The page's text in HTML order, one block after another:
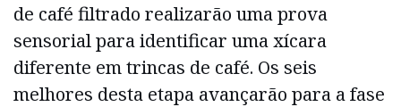
de café filtrado realizarão uma prova
sensorial para identificar uma xícara
diferente em trincas de café. Os seis
melhores desta etapa avançarão para a fase